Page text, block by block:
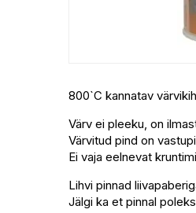
800`C kannatav
Värv ei pleeku, on
Värvitud pind on
Ei vaja eelnevat
Lihvi pinnad
Jälgi ka et pinnal